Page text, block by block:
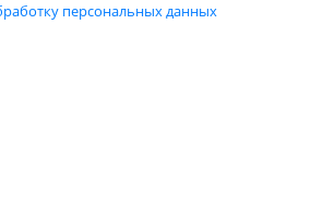
персональных данных